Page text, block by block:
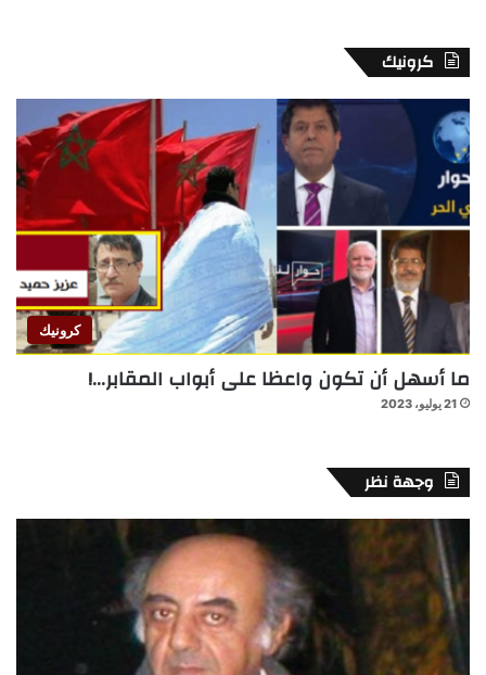
كرونيك
كرونيك
ما أسهل أن تكون واعظا على أبواب المقابر…!
21 يوليو، 2023
وجهة نظر